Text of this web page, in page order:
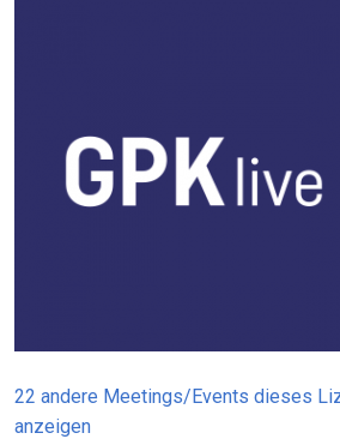
22 andere Meetings/Events dieses
anzeigen